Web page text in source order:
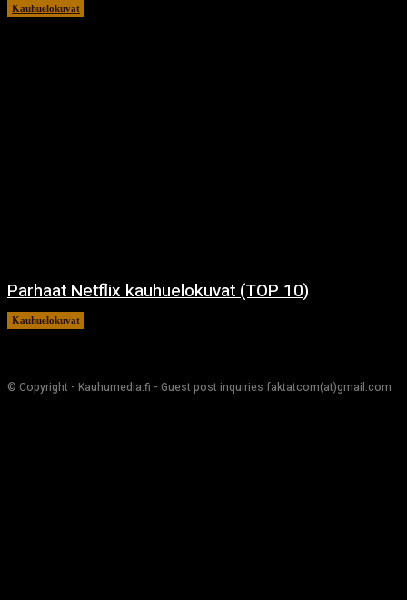
Kauhuelokuvat
Parhaat Netflix kauhuelokuvat (TOP 10)
Kauhuelokuvat
© Copyright - Kauhumedia.fi - Guest post inquiries faktatcom(at)gmail.com